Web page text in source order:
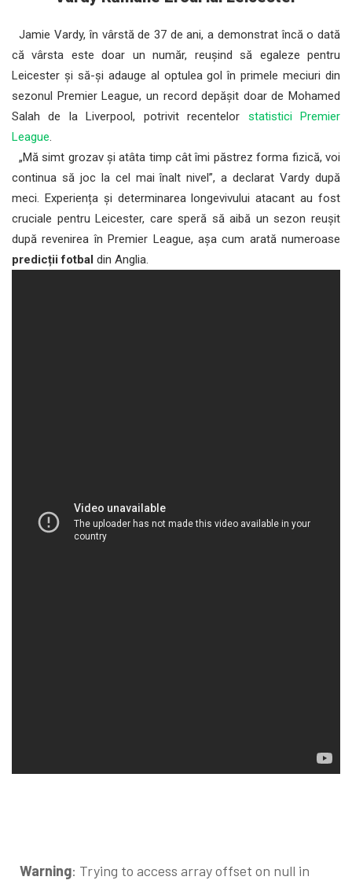
Jamie Vardy, în vârstă de 37 de ani, a demonstrat încă o dată
că vârsta este doar un număr, reușind să egaleze pentru
Leicester și să-și adauge al optulea gol în primele meciuri din
sezonul Premier League, un record depășit doar de Mohamed
Salah de la Liverpool, potrivit recentelor statistici Premier
League.
„Mă simt grozav și atâta timp cât îmi păstrez forma fizică, voi
continua să joc la cel mai înalt nivel”, a declarat Vardy după
meci. Experiența și determinarea longevivului atacant au fost
cruciale pentru Leicester, care speră să aibă un sezon reușit
după revenirea în Premier League, așa cum arată numeroase
predicții fotbal din Anglia.
Warning: Trying to access array offset on null in